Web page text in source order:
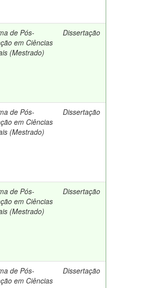
de Pós-
em Ciências
(Mestrado)
Dissertação
de Pós-
em Ciências
(Mestrado)
Dissertação
de Pós-
em Ciências
(Mestrado)
Dissertação
de Pós-
em Ciências
Dissertação